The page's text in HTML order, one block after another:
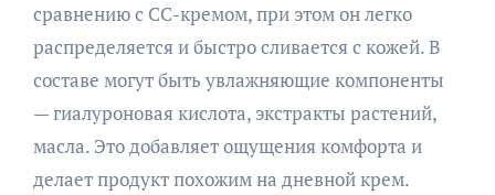
сравнению с CC-кремом, при этом он легко
распределяется и быстро сливается с кожей. В
составе могут быть увлажняющие компоненты
— гиалуроновая кислота, экстракты растений,
масла. Это добавляет ощущения комфорта и
делает продукт похожим на дневной крем.